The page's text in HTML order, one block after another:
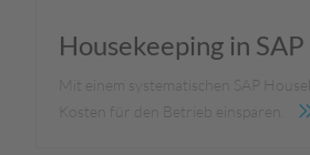
Housekeeping in
Mit einem systematischen SAP
Kosten für den Betrieb einsparen.